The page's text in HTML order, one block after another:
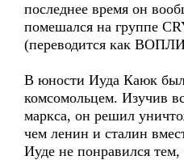
последнее время он
помешался на группе
(переводится как
В юности Иуда Каюк
комсомольцем. Изучив
маркса, он решил
чем ленин и сталин
Иуде не понравился тем,